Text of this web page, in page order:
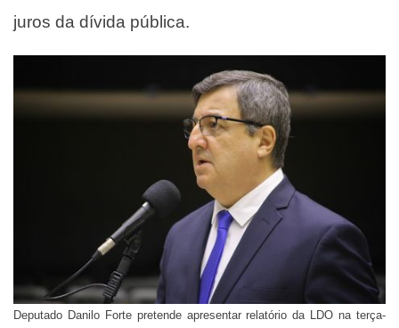
juros da dívida pública.
Deputado Danilo Forte pretende apresentar relatório da LDO na terça-